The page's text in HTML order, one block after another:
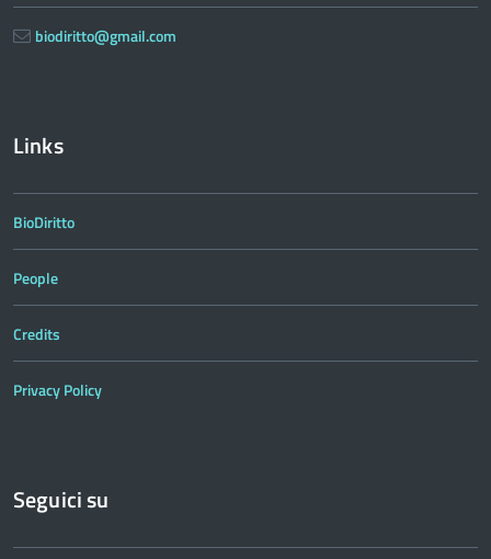
biodiritto@gmail.com
Links
BioDiritto
People
Credits
Privacy Policy
Seguici su